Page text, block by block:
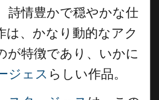
詩情豊かで穏やかな仕
は、かなり動的なアク
が特徴であり、いかに
ジェス らしい作品。